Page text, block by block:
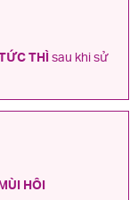
THÌ
sau khi sử
HÔI